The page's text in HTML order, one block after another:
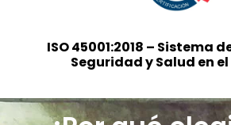
ISO 45001:2018 – Sistema
Seguridad y Salud en